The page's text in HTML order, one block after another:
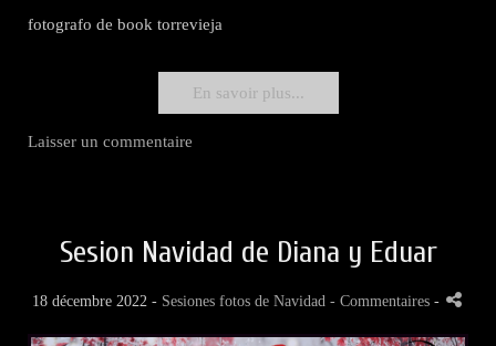
fotografo de book torrevieja
En savoir plus...
Laisser un commentaire
Sesion Navidad de Diana y Eduar
18 décembre 2022 - Sesiones fotos de Navidad - Commentaires -